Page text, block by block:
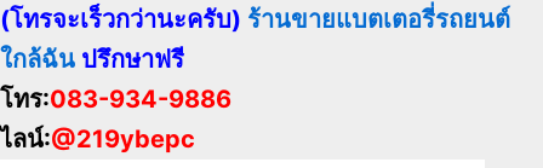
(โทรจะเร็วกว่านะครับ) ร้านขายแบตเตอรี่รถยนต์
ใกล้ฉัน ปรึกษาฟรี
โทร:083-934-9886
ไลน์:@219ybepc